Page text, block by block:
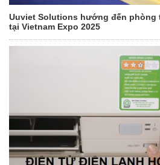
Uuviet Solutions hướng đến phòng
tại Vietnam Expo 2025